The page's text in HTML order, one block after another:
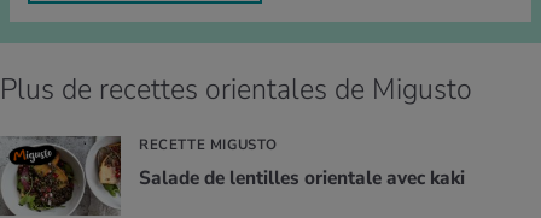
Plus de recettes orientales de Migusto
RECETTE MIGUSTO
Salade de len­tilles orien­tale avec kaki